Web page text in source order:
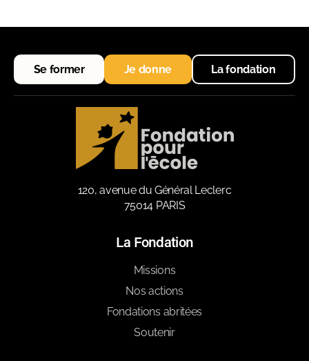
Se former Je donne La fondation
120, avenue du Général Leclerc
75014 PARIS
La Fondation
Missions
Nos actions
Fondations abritées
Soutenir